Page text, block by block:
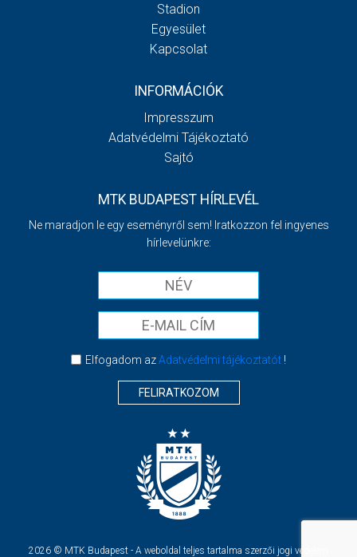
Stadion
Egyesület
Kapcsolat
INFORMÁCIÓK
Impresszum
Adatvédelmi Tájékoztató
Sajtó
MTK BUDAPEST HÍRLEVÉL
Ne maradjon le egy eseményről sem! Iratkozzon fel ingyenes
hírlevelünkre:
Elfogadom azAdatvédelmi tájékoztatót!
FELIRATKOZOM
2026 © MTK Budapest - A weboldal teljes tartalma szerzői jogi védelem